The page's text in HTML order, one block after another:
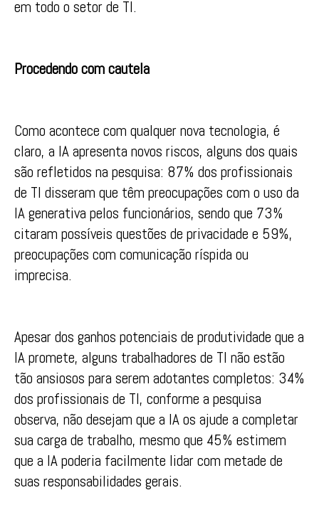
em todo o setor de TI.
Procedendo com cautela
Como acontece com qualquer nova tecnologia, é
claro, a IA apresenta novos riscos, alguns dos quais
são refletidos na pesquisa: 87% dos profissionais
de TI disseram que têm preocupações com o uso da
IA generativa pelos funcionários, sendo que 73%
citaram possíveis questões de privacidade e 59%,
preocupações com comunicação ríspida ou
imprecisa.
Apesar dos ganhos potenciais de produtividade que a
IA promete, alguns trabalhadores de TI não estão
tão ansiosos para serem adotantes completos: 34%
dos profissionais de TI, conforme a pesquisa
observa, não desejam que a IA os ajude a completar
sua carga de trabalho, mesmo que 45% estimem
que a IA poderia facilmente lidar com metade de
suas responsabilidades gerais.